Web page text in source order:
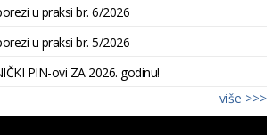
u praksi br. 6/2026
u praksi br. 5/2026
PIN-ovi ZA 2026. godinu!
više >>>